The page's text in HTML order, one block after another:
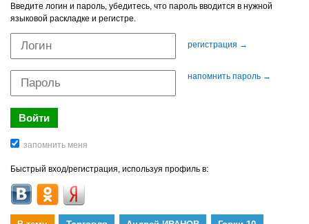
Введите логин и пароль, убедитесь, что пароль вводится в нужной
языковой раскладке и регистре.
регистрация →
напомнить пароль →
Быстрый вход/регистрация, используя профиль в: